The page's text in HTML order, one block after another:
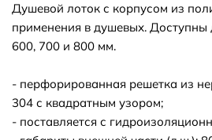
Душевой лоток с корпусом из
применения в душевых. Доступны
600, 700 и 800 мм.
- перфорированная решетка из
304 с квадратным узором;
- поставляется с